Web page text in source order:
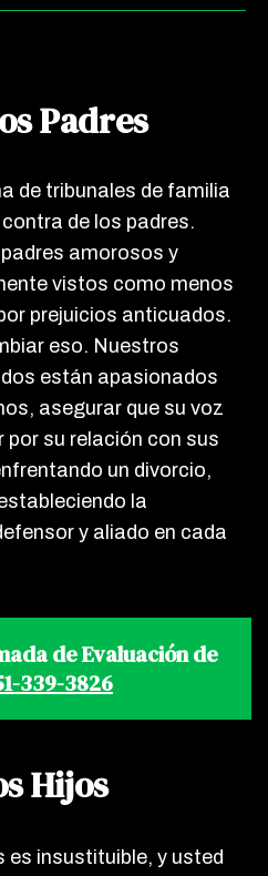
Padres
de tribunales de familia
de los padres.
amorosos y
vistos como menos
prejuicios anticuados.
eso. Nuestros
están apasionados
asegurar que su voz
por su relación con sus
un divorcio,
la
y aliado en cada
de Evaluación de
339-3826
Hijos
es insustituible, y usted